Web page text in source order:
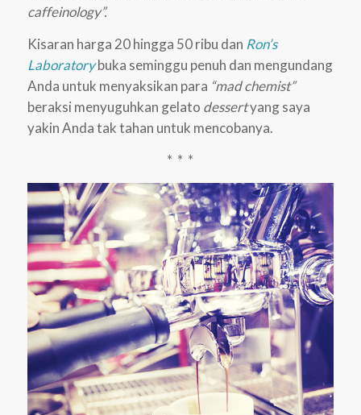
caffeinology”.
Kisaran harga 20 hingga 50 ribu dan Ron’s
Laboratory buka seminggu penuh dan mengundang
Anda untuk menyaksikan para “mad chemist”
beraksi menyuguhkan gelato dessertyang saya
yakin Anda tak tahan untuk mencobanya.
* * *